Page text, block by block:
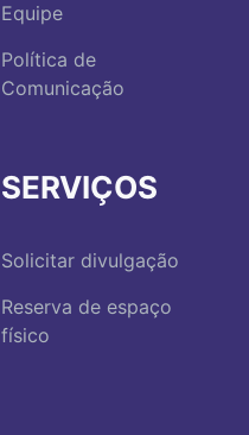
Equipe
Política de
Comunicação
SERVIÇOS
Solicitar divulgação
Reserva de espaço
físico